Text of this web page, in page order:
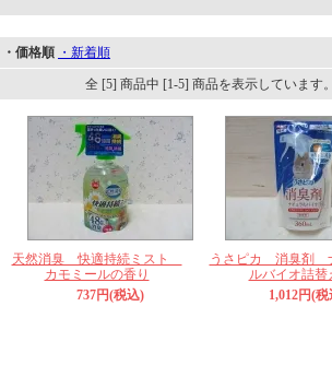
・価格順 ・新着順
全 [5] 商品中 [1-5] 商品を表示しています
天然消臭 快適持続ミスト
カモミールの香り
737円(税込)
うさピカ 消臭剤
ルバイオ詰替
1,012円(